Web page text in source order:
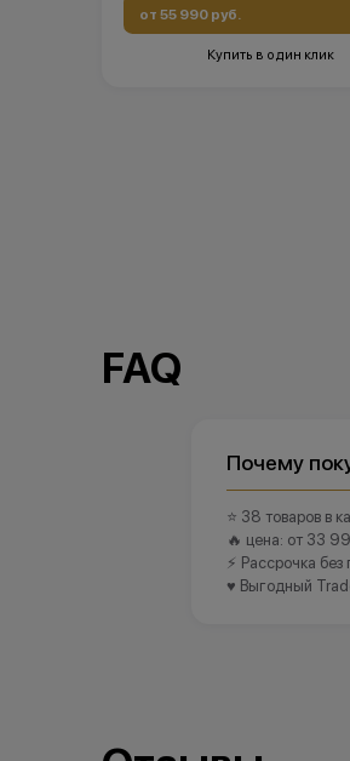
от 55 990 руб.
Купить в один клик
FAQ
Почему
⭐ 38 товаров в
🔥 цена: от 33
⚡ Рассрочка без
♥️ Выгодный